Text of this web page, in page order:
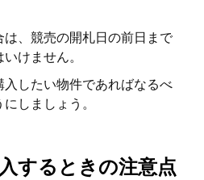
、競売の開札日の前日まで
けません。
したい物件であればなるべ
しましょう。
するときの注意点